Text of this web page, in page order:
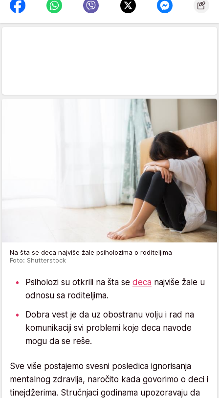
Na šta se deca najviše žale psiholozima o roditeljima
Foto: Shutterstock
Psiholozi su otkrili na šta se deca najviše žale u
odnosu sa roditeljima.
Dobra vest je da uz obostranu volju i rad na
komunikaciji svi problemi koje deca navode
mogu da se reše.
Sve više postajemo svesni posledica ignorisanja
mentalnog zdravlja, naročito kada govorimo o deci i
tinejdžerima. Stručnjaci godinama upozoravaju da